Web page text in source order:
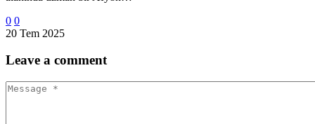
0 0
20 Tem 2025
Leave a comment